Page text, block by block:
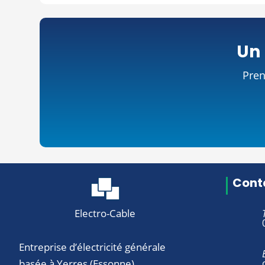
Electro-Cable
Entreprise d’électricité générale